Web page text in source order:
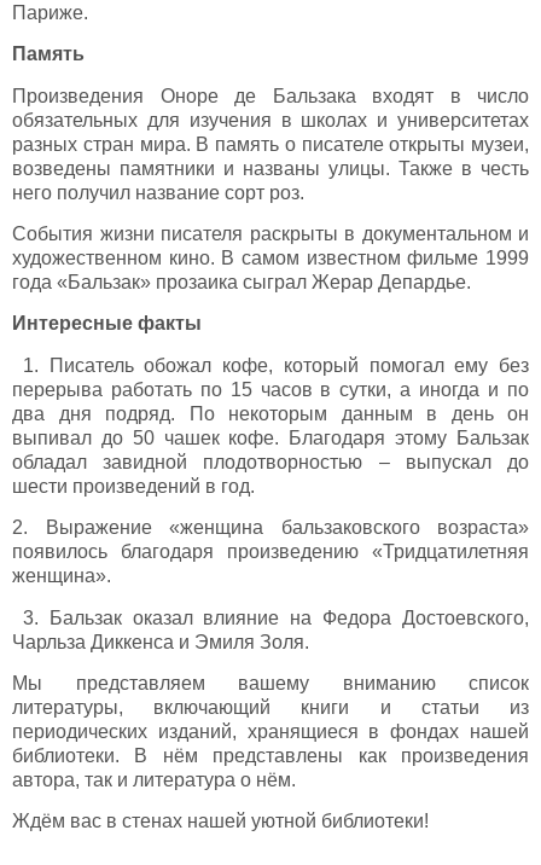
Париже.
Память
Произведения Оноре де Бальзака входят в число
обязательных для изучения в школах и университетах
разных стран мира. В память о писателе открыты музеи,
возведены памятники и названы улицы. Также в честь
него получил название сорт роз.
События жизни писателя раскрыты в документальном и
художественном кино. В самом известном фильме 1999
года «Бальзак» прозаика сыграл Жерар Депардье.
Интересные факты
1. Писатель обожал кофе, который помогал ему без
перерыва работать по 15 часов в сутки, а иногда и по
два дня подряд. По некоторым данным в день он
выпивал до 50 чашек кофе. Благодаря этому Бальзак
обладал завидной плодотворностью – выпускал до
шести произведений в год.
2. Выражение «женщина бальзаковского возраста»
появилось благодаря произведению «Тридцатилетняя
женщина».
3. Бальзак оказал влияние на Федора Достоевского,
Чарльза Диккенса и Эмиля Золя.
Мы представляем вашему вниманию список
литературы, включающий книги и статьи из
периодических изданий, хранящиеся в фондах нашей
библиотеки. В нём представлены как произведения
автора, так и литература о нём.
Ждём вас в стенах нашей уютной библиотеки!